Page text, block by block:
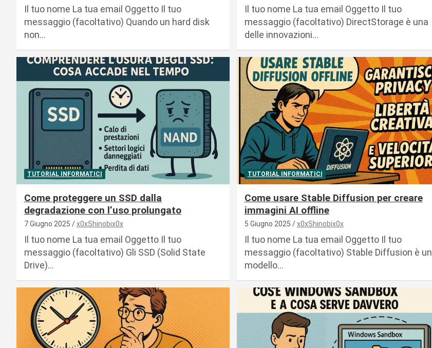
Il tuo nome La tua email Oggetto Il tuo
messaggio (facoltativo) Quando un hard disk
non…
Il tuo nome La tua email Oggetto Il tuo
messaggio (facoltativo) DirectStorage è una
delle innovazioni…
TUTORIAL INFORMATICI
Come proteggere un SSD dalla
degradazione con l’uso prolungato
7 Giugno 2025 x0xShinobix0x
Il tuo nome La tua email Oggetto Il tuo
messaggio (facoltativo) Gli SSD (Solid State
Drive)…
TUTORIAL INFORMATICI
Come usare Stable Diffusion per creare
immagini AI offline
5 Giugno 2025 x0xShinobix0x
Il tuo nome La tua email Oggetto Il tuo
messaggio (facoltativo) Stable Diffusion è un
modello…